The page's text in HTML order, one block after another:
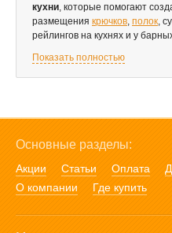
кухни, которые помогают
размещения крючков, полок,
рейлингов на кухнях и у
Показать полностью
Основные разделы:
Акции Статьи Оплата
О компании
Где купить